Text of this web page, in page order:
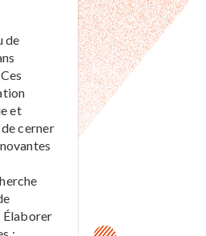
de
et
cerner
Élaborer
: